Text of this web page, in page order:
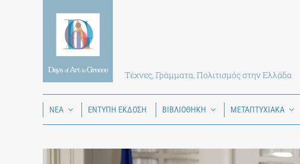
Τέχνες, Γράμματα, Πολιτισμός στην Ελλάδα
ΝΕΑ ΕΝΤΥΠΗ ΕΚΔΟΣΗ ΒΙΒΛΙΟΘΗΚΗ ΜΕΤΑΠΤΥΧΙΑΚΑ